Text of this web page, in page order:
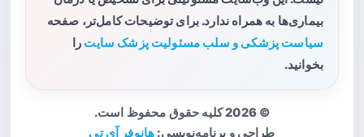
بیماری‌ها به همراه ندارد. برای توضیحات کامل‌تر، صفحه
سیاست پزشکی و سلب مسئولیت پزشک سایت را
بخوانید.
© 2026 کلیه حقوق محفوظ است.
طراحی و برنامه‌نویسی: هانوفر آی تی